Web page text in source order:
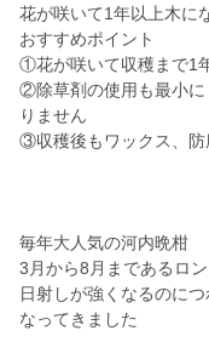
花が咲いて1年以上木に
おすすめポイント
①花が咲いて収穫まで1
②除草剤の使用も最小に
りません
③収穫後もワックス、防
毎年大人気の河内晩柑
3月から8月まであるロ
日射しが強くなるのに
なってきました